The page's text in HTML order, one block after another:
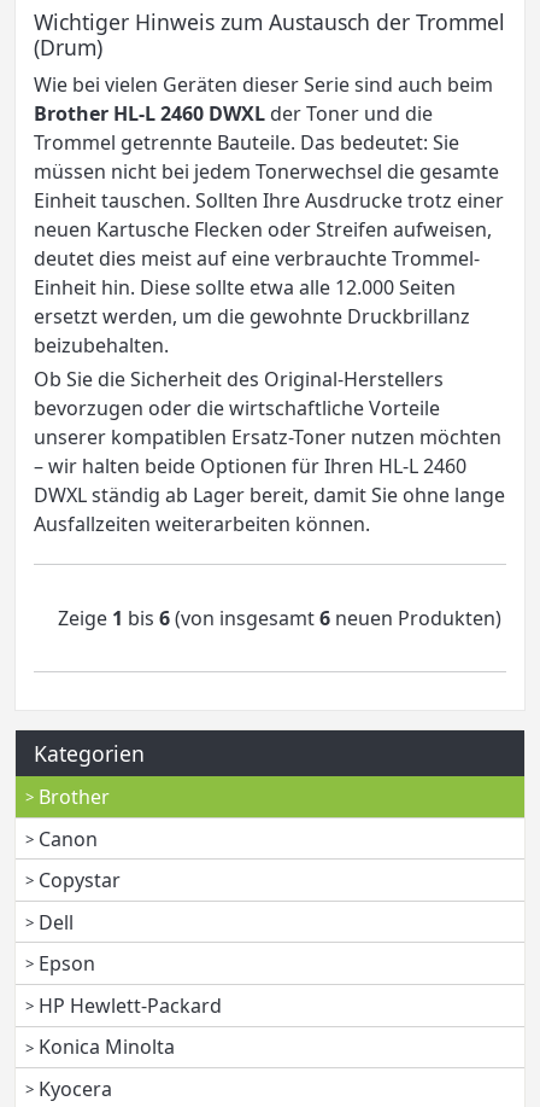
Wichtiger Hinweis zum Austausch der Trommel
(Drum)
Wie bei vielen Geräten dieser Serie sind auch beim
Brother HL-L 2460 DWXL der Toner und die
Trommel getrennte Bauteile. Das bedeutet: Sie
müssen nicht bei jedem Tonerwechsel die gesamte
Einheit tauschen. Sollten Ihre Ausdrucke trotz einer
neuen Kartusche Flecken oder Streifen aufweisen,
deutet dies meist auf eine verbrauchte Trommel-
Einheit hin. Diese sollte etwa alle 12.000 Seiten
ersetzt werden, um die gewohnte Druckbrillanz
beizubehalten.
Ob Sie die Sicherheit des Original-Herstellers
bevorzugen oder die wirtschaftliche Vorteile
unserer kompatiblen Ersatz-Toner nutzen möchten
– wir halten beide Optionen für Ihren HL-L 2460
DWXL ständig ab Lager bereit, damit Sie ohne lange
Ausfallzeiten weiterarbeiten können.
Zeige 1 bis 6(von insgesamt6 neuen Produkten)
Kategorien
Brother
Canon
Copystar
Dell
Epson
HP Hewlett-Packard
Konica Minolta
Kyocera